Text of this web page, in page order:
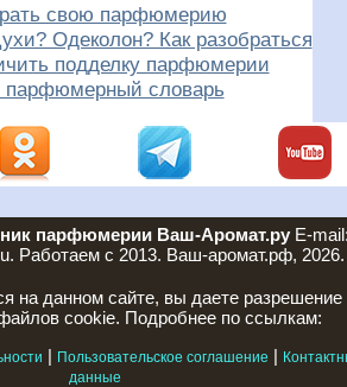
свою парфюмерию
Одеколон? Как разобраться
подделку парфюмерии
парфюмерный словарь
парфюмерии Ваш-Аромат.руE-
Работаем с 2013. Ваш-аромат.рф, 2026.
на данном сайте, вы даете разрешение
cookie. Подробнее по ссылкам:
| Пользовательское соглашение |
данные